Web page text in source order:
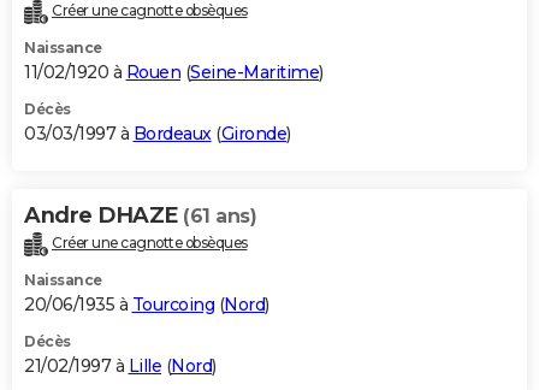
Créer une cagnotte obsèques
Naissance
11/02/1920 à Rouen (Seine-Maritime)
Décès
03/03/1997 à Bordeaux(Gironde)
Andre DHAZE (61 ans)
Créer une cagnotte obsèques
Naissance
20/06/1935 à Tourcoing (Nord)
Décès
21/02/1997 à Lille (Nord)